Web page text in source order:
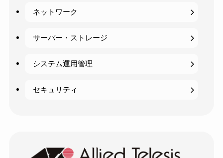
ネットワーク
サーバー・ストレージ
システム運用管理
セキュリティ